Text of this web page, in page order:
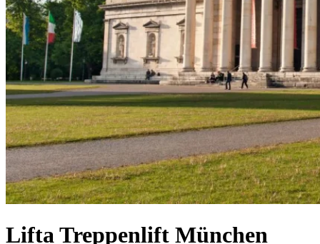
Lifta Treppenlift München